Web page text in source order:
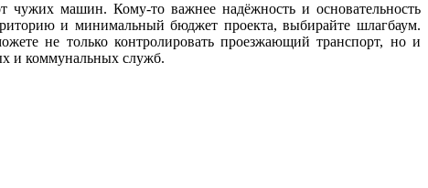
чужих машин. Кому-то важнее надёжность и основательность
и минимальный бюджет проекта, выбирайте шлагбаум.
не только контролировать проезжающий транспорт, но и
и коммунальных служб.